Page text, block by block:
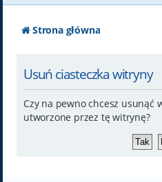
Strona główna
Usuń ciasteczka witryny
Czy na pewno chcesz usunąć
utworzone przez tę witrynę?